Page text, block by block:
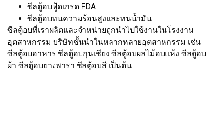
ซีลตู้อบฟู้ดเกรด FDA
ซีลตู้อบทนความร้อนสูงและทนน้ำมัน
ซีลตู้อบที่เราผลิตและจำหน่ายถูกนำไปใช้งานในโรงงาน
อุตสาหกรรม บริษัทชั้นนำในหลากหลายอุตสาหกรรม เช่น
ซีลตู้อบอาหาร ซีลตู้อบกุนเชียง ซีลตู้อบผลไม้อบแห้ง ซีลตู้อบ
ผ้า ซีลตู้อบยางพารา ซีลตู้อบสี เป็นต้น